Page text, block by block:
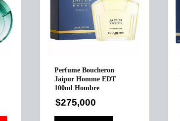
Perfume Boucheron
Jaipur Homme EDT
100ml Hombre
$275,000